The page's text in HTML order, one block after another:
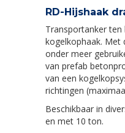
RD-Hijshaak
Transportanker ten
kogelkophaak. Met
onder meer
van prefab
van een
richtingen
Beschikbaar in
en met 10 ton.